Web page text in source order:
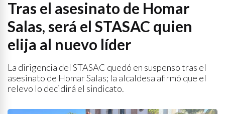
Tras el asesinato de Homar
Salas, será el STASAC quien
elija al nuevo líder
La dirigencia del STASAC quedó en suspenso tras el
asesinato de Homar Salas; la alcaldesa afirmó que el
relevo lo decidirá el sindicato.